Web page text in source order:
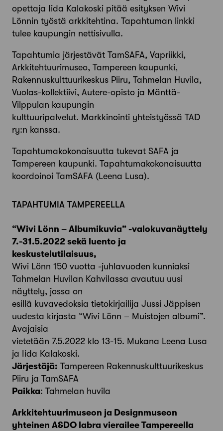
opettaja Iida Kalakoski pitää esityksen Wivi
Lönnin työstä arkkitehtina. Tapahtuman linkki
tulee kaupungin nettisivulla.
Tapahtumia järjestävät TamSAFA, Vapriikki,
Arkkitehtuurimuseo, Tampereen kaupunki,
Rakennuskulttuurikeskus Piiru, Tahmelan Huvila,
Vuolas-kollektiivi, Autere-opisto ja Mänttä-
Vilppulan kaupungin
kulttuuripalvelut. Markkinointi yhteistyössä TAD
ry:n kanssa.
Tapahtumakokonaisuutta tukevat SAFA ja
Tampereen kaupunki. Tapahtumakokonaisuutta
koordoinoi TamSAFA (Leena Lusa).
TAPAHTUMIA TAMPEREELLA
“Wivi Lönn – Albumikuvia” -valokuvanäyttely
7.-31.5.2022 sekä luento ja
keskustelutilaisuus,
Wivi Lönn 150 vuotta -juhlavuoden kunniaksi
Tahmelan Huvilan Kahvilassa avautuu uusi
näyttely, jossa on
esillä kuvavedoksia tietokirjailija Jussi Jäppisen
uudesta kirjasta “Wivi Lönn – Muistojen albumi”.
Avajaisia
vietetään 7.5.2022 klo 13-15. Mukana Leena Lusa
ja Iida Kalakoski.
Järjestäjä: Tampereen Rakennuskulttuurikeskus
Piiru ja TamSAFA
Paikka: Tahmelan huvila
Arkkitehtuurimuseon ja Designmuseon
yhteinen A&DO labra vierailee Tampereella